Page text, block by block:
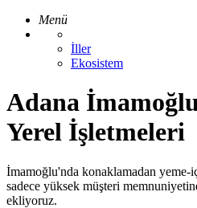
Menü
İller
Ekosistem
Adana
Yerel İşletmeleri
İmamoğlu'nda konaklamadan yeme-
sadece yüksek müşteri
ekliyoruz.